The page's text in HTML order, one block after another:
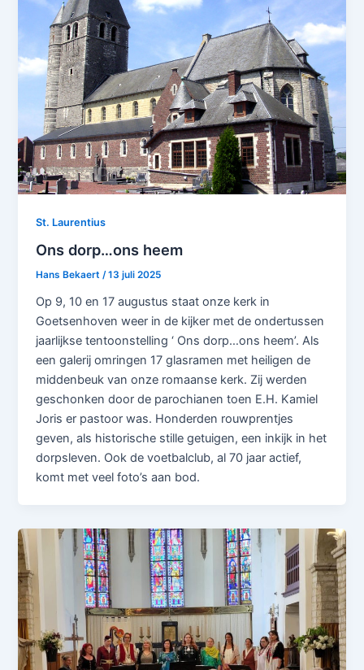
St. Laurentius
Ons dorp…ons heem
Hans Bekaert/13 juli 2025
Op 9, 10 en 17 augustus staat onze kerk in
Goetsenhoven weer in de kijker met de ondertussen
jaarlijkse tentoonstelling ‘ Ons dorp…ons heem’. Als
een galerij omringen 17 glasramen met heiligen de
middenbeuk van onze romaanse kerk. Zij werden
geschonken door de parochianen toen E.H. Kamiel
Joris er pastoor was. Honderden rouwprentjes
geven, als historische stille getuigen, een inkijk in het
dorpsleven. Ook de voetbalclub, al 70 jaar actief,
komt met veel foto’s aan bod.